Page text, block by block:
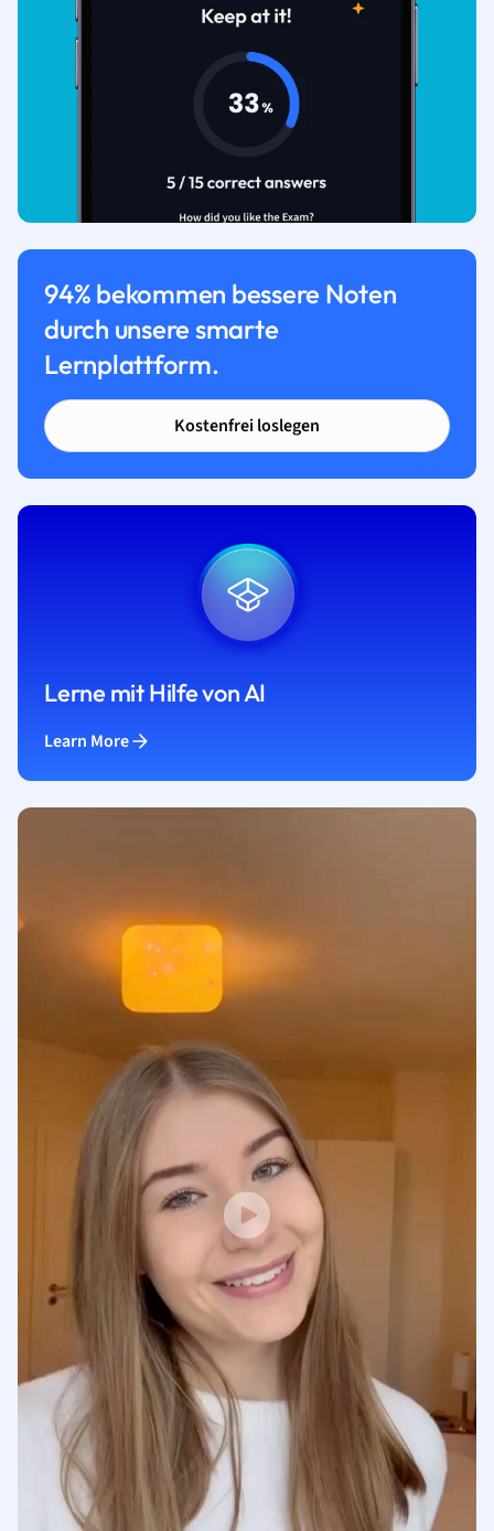
94% bekommen bessere Noten
durch unsere smarte
Lernplattform.
Kostenfrei loslegen
Lerne mit Hilfe von AI
Learn More